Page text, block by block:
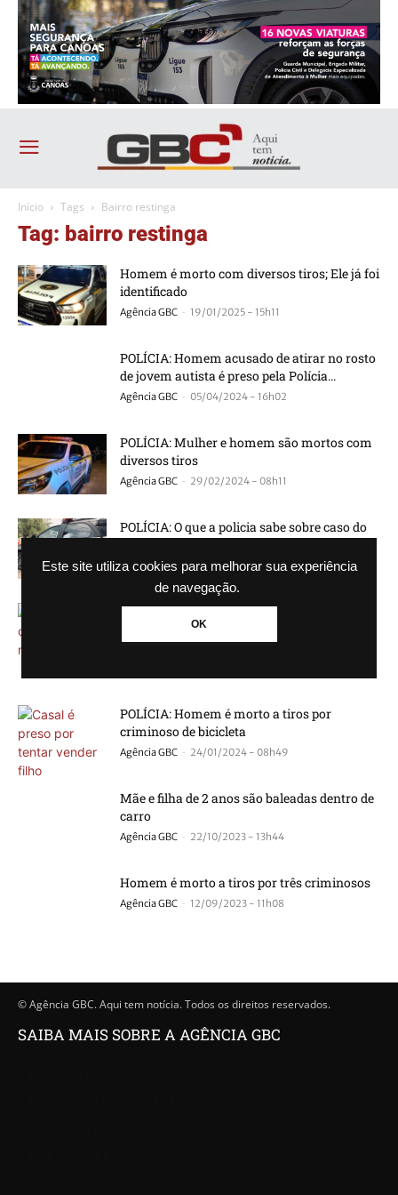
Este site utiliza cookies para melhorar sua experiência
de navegação.
OK
Início Tags Bairro restinga
Tag: bairro restinga
Homem é morto com diversos tiros; Ele já foi
identificado
Agência GBC - 19/01/2025 - 15h11
POLÍCIA: Homem acusado de atirar no rosto
de jovem autista é preso pela Polícia...
Agência GBC - 05/04/2024 - 16h02
POLÍCIA: Mulher e homem são mortos com
diversos tiros
Agência GBC - 29/02/2024 - 08h11
POLÍCIA: O que a policia sabe sobre caso do
Agência GBC - 06/02/2024 - 16h34
POLÍCIA: Bebê de 1 ano morre com
ferimentos nas partes íntimas; Padrasto foi
preso...
POLÍCIA: Homem é morto a tiros por
criminoso de bicicleta
Agência GBC - 24/01/2024 - 08h49
Mãe e filha de 2 anos são baleadas dentro de
carro
Agência GBC - 22/10/2023 - 13h44
Homem é morto a tiros por três criminosos
Agência GBC - 12/09/2023 - 11h08
© Agência GBC. Aqui tem notícia. Todos os direitos reservados.
SAIBA MAIS SOBRE A AGÊNCIA GBC